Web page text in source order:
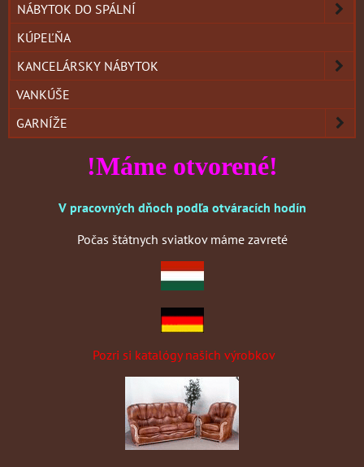
NÁBYTOK DO SPÁLNÍ
KÚPEĽŇA
KANCELÁRSKY NÁBYTOK
VANKÚŠE
GARNÍŽE
!Máme otvorené!
V pracovných dňoch podľa otváracích hodín
Počas štátnych sviatkov máme zavreté
Pozri si katalógy našich výrobkov